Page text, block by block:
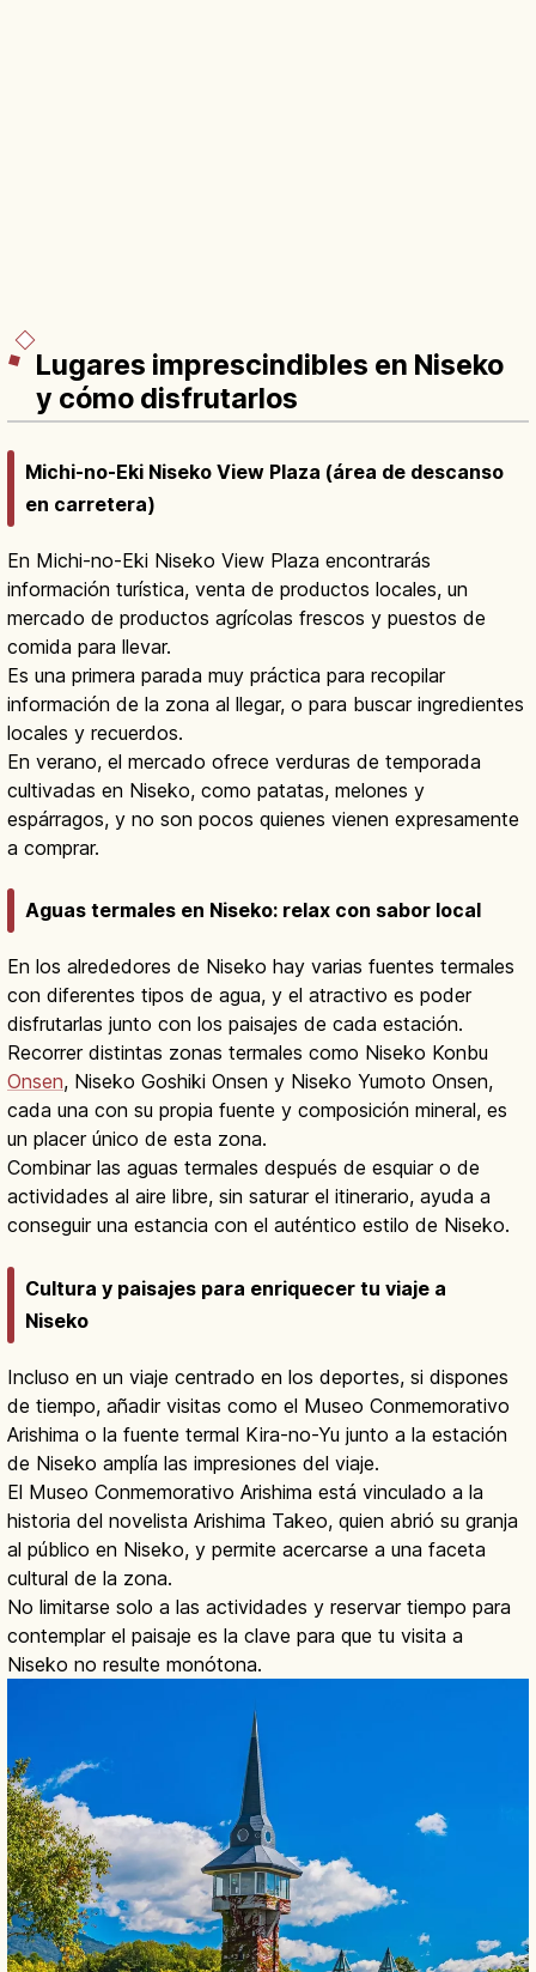
Lugares imprescindibles en Niseko
y cómo disfrutarlos
Michi-no-Eki Niseko View Plaza (área de descanso
en carretera)
En Michi-no-Eki Niseko View Plaza encontrarás
información turística, venta de productos locales, un
mercado de productos agrícolas frescos y puestos de
comida para llevar.
Es una primera parada muy práctica para recopilar
información de la zona al llegar, o para buscar ingredientes
locales y recuerdos.
En verano, el mercado ofrece verduras de temporada
cultivadas en Niseko, como patatas, melones y
espárragos, y no son pocos quienes vienen expresamente
a comprar.
Aguas termales en Niseko: relax con sabor local
En los alrededores de Niseko hay varias fuentes termales
con diferentes tipos de agua, y el atractivo es poder
disfrutarlas junto con los paisajes de cada estación.
Recorrer distintas zonas termales como Niseko Konbu
Onsen, Niseko Goshiki Onsen y Niseko Yumoto Onsen,
cada una con su propia fuente y composición mineral, es
un placer único de esta zona.
Combinar las aguas termales después de esquiar o de
actividades al aire libre, sin saturar el itinerario, ayuda a
conseguir una estancia con el auténtico estilo de Niseko.
Cultura y paisajes para enriquecer tu viaje a
Niseko
Incluso en un viaje centrado en los deportes, si dispones
de tiempo, añadir visitas como el Museo Conmemorativo
Arishima o la fuente termal Kira-no-Yu junto a la estación
de Niseko amplía las impresiones del viaje.
El Museo Conmemorativo Arishima está vinculado a la
historia del novelista Arishima Takeo, quien abrió su granja
al público en Niseko, y permite acercarse a una faceta
cultural de la zona.
No limitarse solo a las actividades y reservar tiempo para
contemplar el paisaje es la clave para que tu visita a
Niseko no resulte monótona.